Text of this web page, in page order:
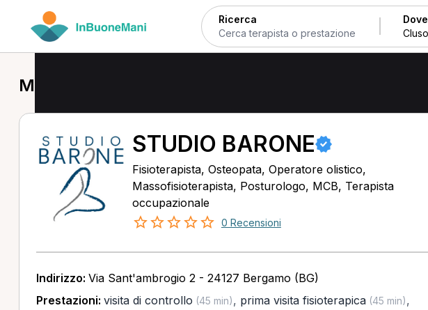
Ricerca Dove
MCB a Clusone
STUDIO BARONE
Fisioterapista, Osteopata, Operatore olistico,
Massofisioterapista, Posturologo, MCB, Terapista
occupazionale
0 Recensioni
Indirizzo: Via Sant'ambrogio 2 - 24127 Bergamo (BG)
Prestazioni: visita di controllo (45 min), prima visita fisioterapica(45 min),